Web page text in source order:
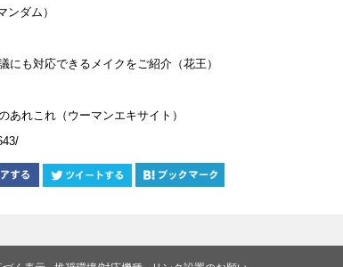
ダム）
にも対応できるメイクをご紹介（花王）
あれこれ（ウーマンエキサイト）